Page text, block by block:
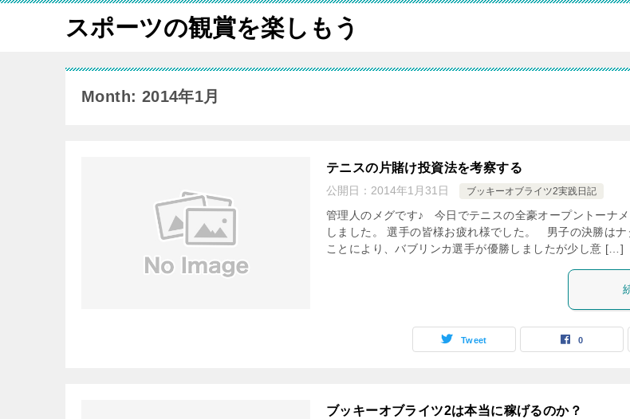
スポーツの観賞を楽しもう
Month: 2014年1月
テニスの片賭け投資法を考察する
公開日： 2014年1月31日 ブッキーオブライツ2実践日記
管理人のメグです♪ 今日でテニスの全豪オープントーナ
しました。 選手の皆様お疲れ様でした。 男子の決勝はナ
ことにより、バブリンカ選手が優勝しましたが少し意 […]
Tweet 0
ブッキーオブライツ2は本当に稼げるのか？